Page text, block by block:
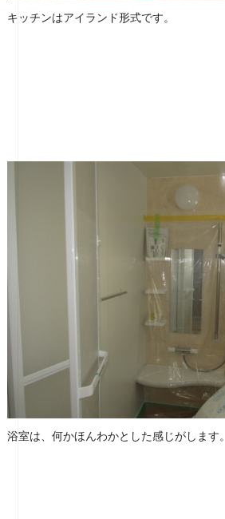
キッチンはアイランド形式です。
浴室は、何かほんわかとした感じがします。